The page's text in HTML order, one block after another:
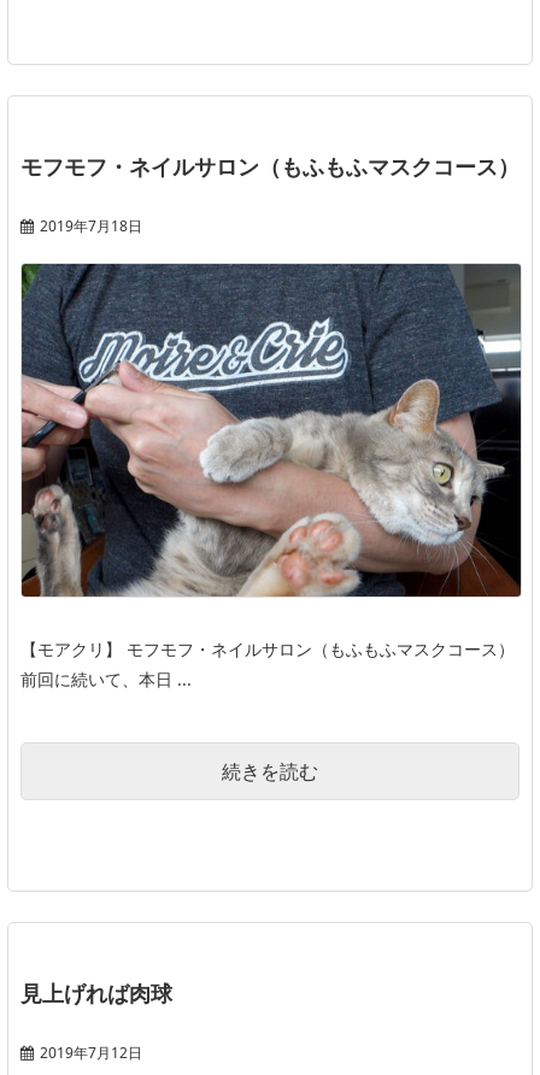
モフモフ・ネイルサロン（もふもふマスクコース）
2019年7月18日
【モアクリ】 モフモフ・ネイルサロン（もふもふマスクコース）
前回に続いて、本日 ...
続きを読む
見上げれば肉球
2019年7月12日